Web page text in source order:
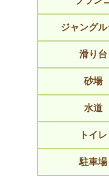
ジャングル
滑り台
砂場
水道
トイレ
駐車場